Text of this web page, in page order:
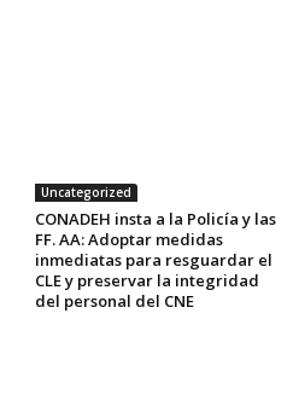
Uncategorized
CONADEH insta a la Policía y las
FF. AA: Adoptar medidas
inmediatas para resguardar el
CLE y preservar la integridad
del personal del CNE